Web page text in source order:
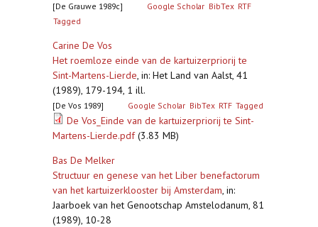
[De Grauwe 1989c] Google Scholar BibTex RTF
Tagged
Carine De Vos
Het roemloze einde van de kartuizerpriorij te
Sint-Martens-Lierde, in: Het Land van Aalst, 41
(1989), 179-194, 1 ill.
[De Vos 1989] Google Scholar BibTex RTF Tagged
De Vos_Einde van de kartuizerpriorij te Sint-
Martens-Lierde.pdf(3.83 MB)
Bas De Melker
Structuur en genese van het Liber benefactorum
van het kartuizerklooster bij Amsterdam, in:
Jaarboek van het Genootschap Amstelodanum, 81
(1989), 10-28